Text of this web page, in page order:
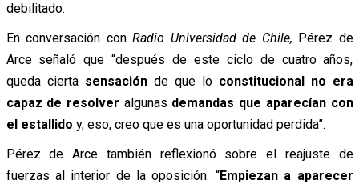
debilitado.
En conversación con Radio Universidad de Chile, Pérez de
Arce señaló que “después de este ciclo de cuatro años,
queda ciertasensación de que loconstitucional no era
capaz de resolver algunas demandas que aparecían con
el estallido y, eso, creo que es una oportunidad perdida”.
Pérez de Arce también reflexionó sobre el reajuste de
fuerzas al interior de la oposición. “Empiezan a aparecer